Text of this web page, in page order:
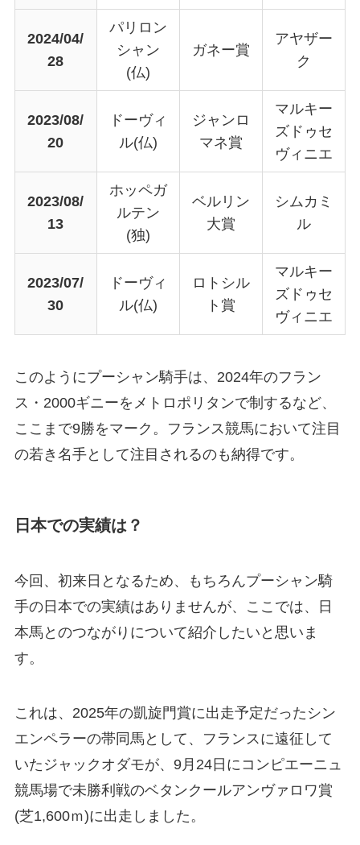
2024/04/
28
パリロン
シャン
(仏)
ガネー賞
アヤザー
ク
2023/08/
20
ドーヴィ
ル(仏)
ジャンロ
マネ賞
マルキー
ズドゥセ
ヴィニエ
2023/08/
13
ホッペガ
ルテン
(独)
ベルリン
大賞
シムカミ
ル
2023/07/
30
ドーヴィ
ル(仏)
ロトシル
ト賞
マルキー
ズドゥセ
ヴィニエ
このようにプーシャン騎手は、2024年のフラン
ス・2000ギニーをメトロポリタンで制するなど、
ここまで9勝をマーク。フランス競馬において注目
の若き名手として注目されるのも納得です。
日本での実績は？
今回、初来日となるため、もちろんプーシャン騎
手の日本での実績はありませんが、ここでは、日
本馬とのつながりについて紹介したいと思いま
す。
これは、2025年の凱旋門賞に出走予定だったシン
エンペラーの帯同馬として、フランスに遠征して
いたジャックオダモが、9月24日にコンピエーニュ
競馬場で未勝利戦のベタンクールアンヴァロワ賞
(芝1,600ｍ)に出走しました。